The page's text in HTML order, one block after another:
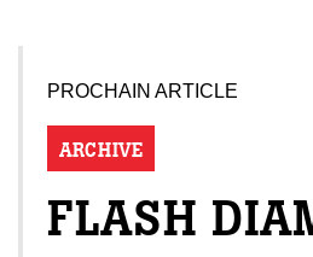
PROCHAIN ARTICLE
ARCHIVE
FLASH